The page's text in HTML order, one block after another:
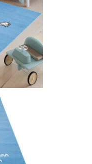
Niet-geclassificeerd
Niet-geclassificeerde